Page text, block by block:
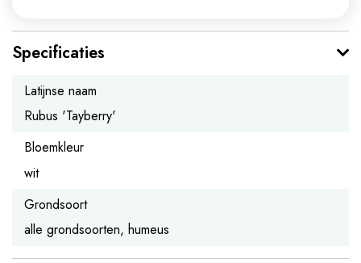
Specificaties
Latijnse naam
Rubus 'Tayberry'
Bloemkleur
wit
Grondsoort
alle grondsoorten, humeus